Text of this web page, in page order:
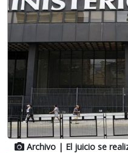
Archivo | El juicio se